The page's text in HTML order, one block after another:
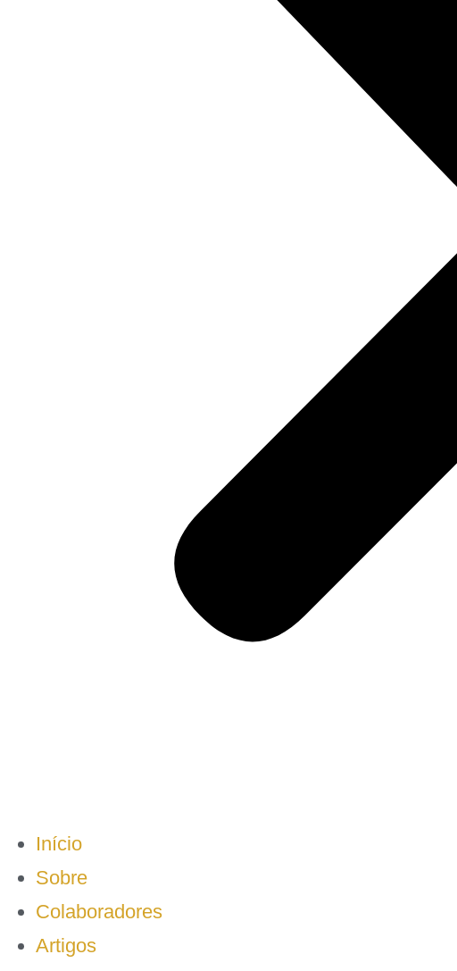
Início
Sobre
Colaboradores
Artigos